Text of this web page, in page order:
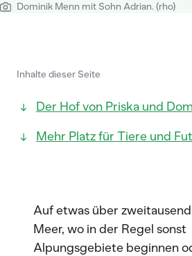
Dominik Menn mit Sohn Adrian. (rho)
Inhalte dieser Seite
Der Hof von Priska und
Mehr Platz für Tiere und
Auf etwas über
Meer, wo in der Regel sonst
Alpungsgebiete beginnen